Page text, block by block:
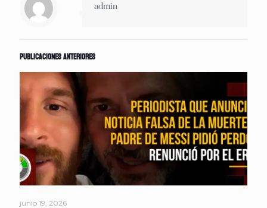
admin
Publicaciones anteriores
junio 19, 2026